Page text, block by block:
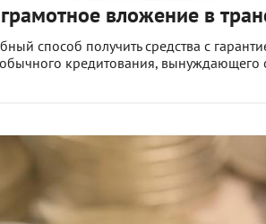
вложение в
способ получить средства с
кредитования, вынуждающего